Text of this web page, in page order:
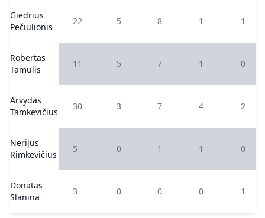
Giedrius
Pečiulionis
22 5 8 1 1
Robertas
Tamulis
11 5 7 1 0
Arvydas
Tamkevičius
30 3 7 4 2
Nerijus
Rimkevičius
5 0 1 1 0
Donatas
Slanina
3 0 0 0 1